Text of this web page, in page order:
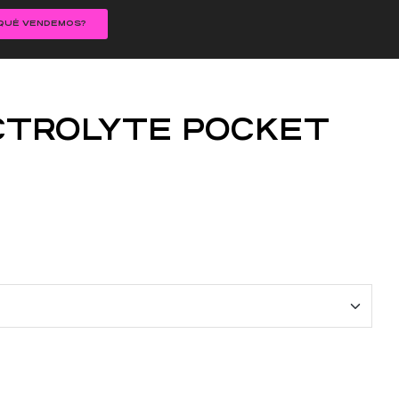
VENDEMOS?
POCKET